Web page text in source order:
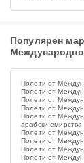
Популярен
Полети от
Полети от
Полети от
Полети от
Полети от
арабски емирства
Полети от
Полети от
Полети от
Полети от